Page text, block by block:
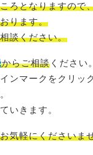
ろとなりますので
ります。
談ください。
からご相談 ください。
ンマークをクリッ
いきます。
気軽にくださいま